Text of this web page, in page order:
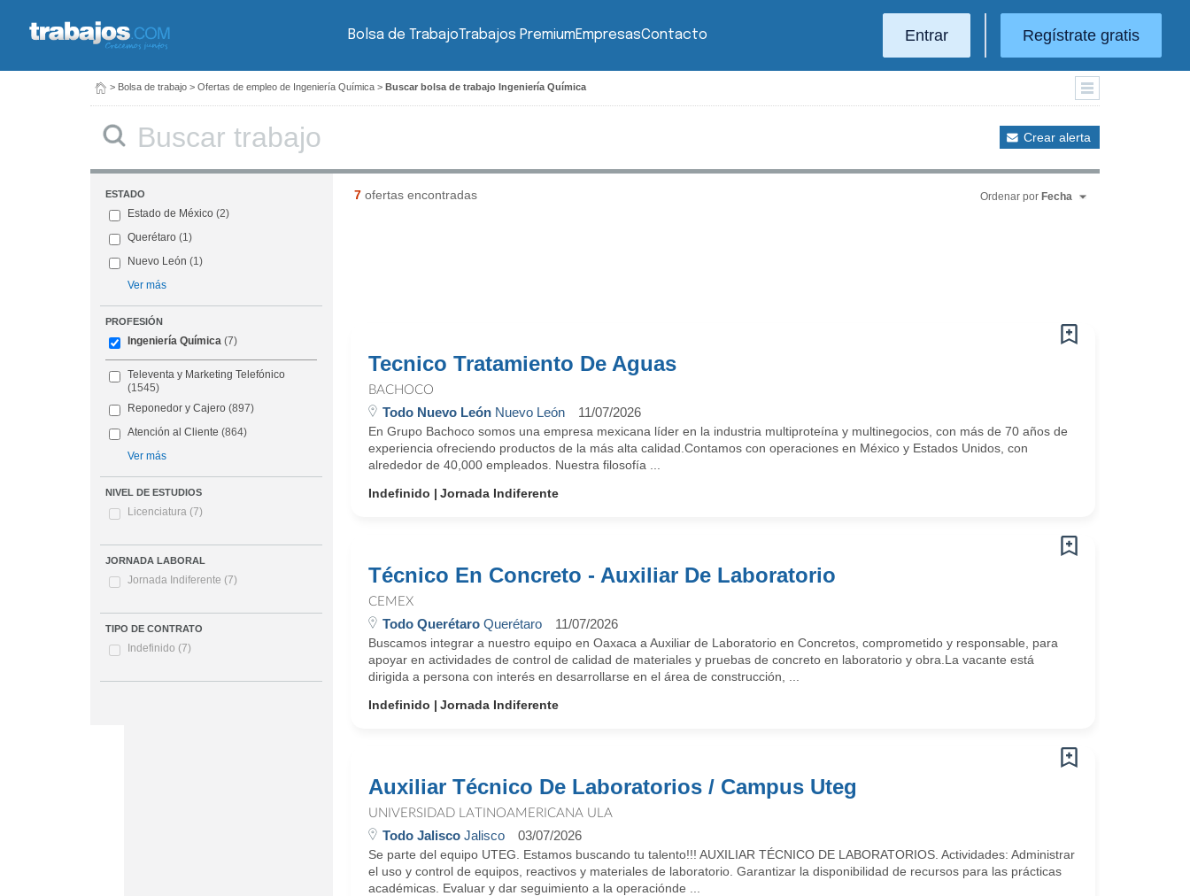
Bolsa de TrabajoTrabajos PremiumEmpresasContacto Entrar Regístrate gratis
> Bolsa de trabajo > Ofertas de empleo de Ingeniería Química > Buscar bolsa de trabajo Ingeniería Química
Crear alerta
ESTADO
Estado de México (2)
Querétaro (1)
Nuevo León (1)
Ver más
PROFESIÓN
Ingeniería Química (7)
Televenta y Marketing Telefónico
(1545)
Reponedor y Cajero (897)
Atención al Cliente (864)
Ver más
NIVEL DE ESTUDIOS
Licenciatura (7)
JORNADA LABORAL
Jornada Indiferente (7)
TIPO DE CONTRATO
Indefinido (7)
7ofertas encontradas Ordenar por Fecha
Tecnico Tratamiento De Aguas
BACHOCO
Todo Nuevo LeónNuevo León 11/07/2026
En Grupo Bachoco somos una empresa mexicana líder en la industria multiproteína y multinegocios, con más de 70 años de
experiencia ofreciendo productos de la más alta calidad.Contamos con operaciones en México y Estados Unidos, con
alrededor de 40,000 empleados. Nuestra filosofía ...
Indefinido
Jornada Indiferente
Técnico En Concreto - Auxiliar De Laboratorio
CEMEX
Todo QuerétaroQuerétaro 11/07/2026
Buscamos integrar a nuestro equipo en Oaxaca a Auxiliar de Laboratorio en Concretos, comprometido y responsable, para
apoyar en actividades de control de calidad de materiales y pruebas de concreto en laboratorio y obra.La vacante está
dirigida a persona con interés en desarrollarse en el área de construcción, ...
Indefinido
Jornada Indiferente
Auxiliar Técnico De Laboratorios / Campus Uteg
UNIVERSIDAD LATINOAMERICANA ULA
Todo JaliscoJalisco 03/07/2026
Se parte del equipo UTEG. Estamos buscando tu talento!!! AUXILIAR TÉCNICO DE LABORATORIOS. Actividades: Administrar
el uso y control de equipos, reactivos y materiales de laboratorio. Garantizar la disponibilidad de recursos para las prácticas
académicas. Evaluar y dar seguimiento a la operaciónde ...